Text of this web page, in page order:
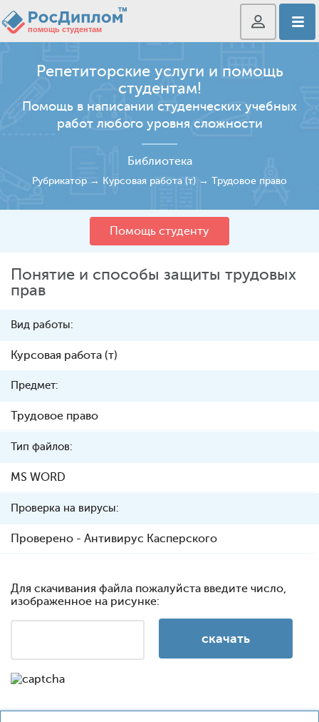
Репетиторские услуги и помощь
студентам!
Помощь в написании студенческих учебных
работ любого уровня сложности
Библиотека
Рубрикатор → Курсовая работа (т) → Трудовое право
Помощь студенту
Понятие и способы защиты трудовых
прав
Вид работы:
Курсовая работа (т)
Предмет:
Трудовое право
Тип файлов:
MS WORD
Проверка на вирусы:
Проверено - Антивирус Касперского
Для скачивания файла пожалуйста введите число,
изображенное на рисунке: